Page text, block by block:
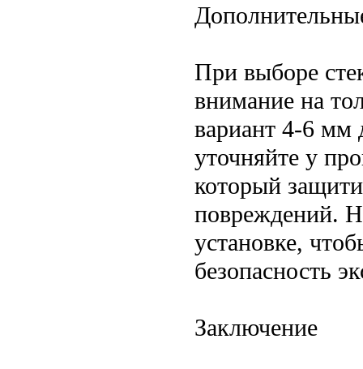
При выборе
внимание на
вариант 4-6 мм
уточняйте у
который
повреждений.
установке,
безопасность
Заключение